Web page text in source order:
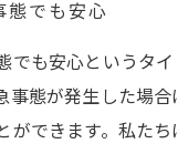
態でも安心
でも安心というタ
事態が発生した場
ができます。私た